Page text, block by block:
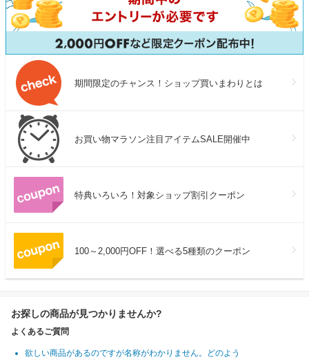
期間限定のチャンス！ショップ買いまわりとは
お買い物マラソン注目アイテムSALE開催中
特典いろいろ！対象ショップ割引クーポン
100～2,000円OFF！選べる5種類のクーポン
お探しの商品が見つかりませんか?
よくあるご質問
欲しい商品があるのですが名称がわかりません。どのよう